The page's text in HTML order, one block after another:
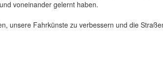
voneinander gelernt haben.
unsere Fahrkünste zu verbessern und die